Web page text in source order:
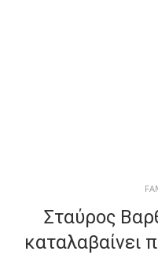
Σταύρος
καταλαβαίνει